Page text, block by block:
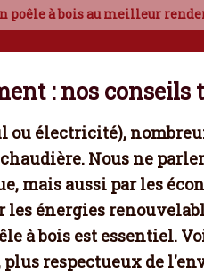
poêle à bois au meilleur
: nos conseils
électricité),
Nous ne
mais aussi par les
énergies
à bois est essentiel.
respectueux de